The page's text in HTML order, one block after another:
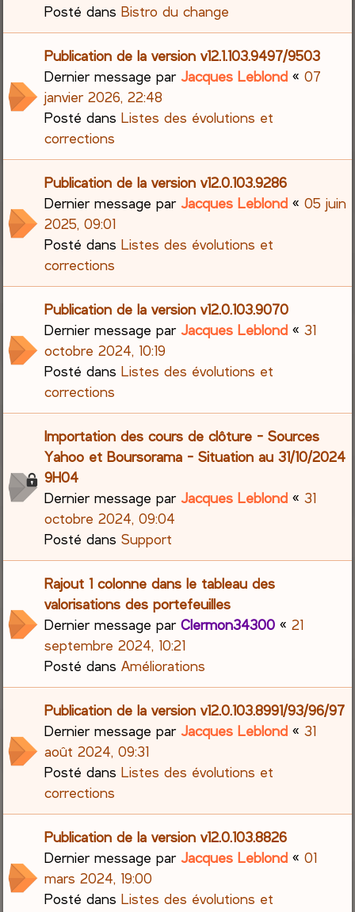
Posté dansBistro du change
Publication de la version v12.1.103.9497/9503
Dernier message parJacques Leblond «07
janvier 2026, 22:48
Posté dansListes des évolutions et
corrections
Publication de la version v12.0.103.9286
Dernier message parJacques Leblond «05 juin
2025, 09:01
Posté dansListes des évolutions et
corrections
Publication de la version v12.0.103.9070
Dernier message parJacques Leblond «31
octobre 2024, 10:19
Posté dansListes des évolutions et
corrections
Importation des cours de clôture - Sources
Yahoo et Boursorama - Situation au 31/10/2024
9H04
Dernier message parJacques Leblond «31
octobre 2024, 09:04
Posté dansSupport
Rajout 1 colonne dans le tableau des
valorisations des portefeuilles
Dernier message parClermon34300 «21
septembre 2024, 10:21
Posté dansAméliorations
Publication de la version v12.0.103.8991/93/96/97
Dernier message parJacques Leblond «31
août 2024, 09:31
Posté dansListes des évolutions et
corrections
Publication de la version v12.0.103.8826
Dernier message parJacques Leblond «01
mars 2024, 19:00
Posté dansListes des évolutions et